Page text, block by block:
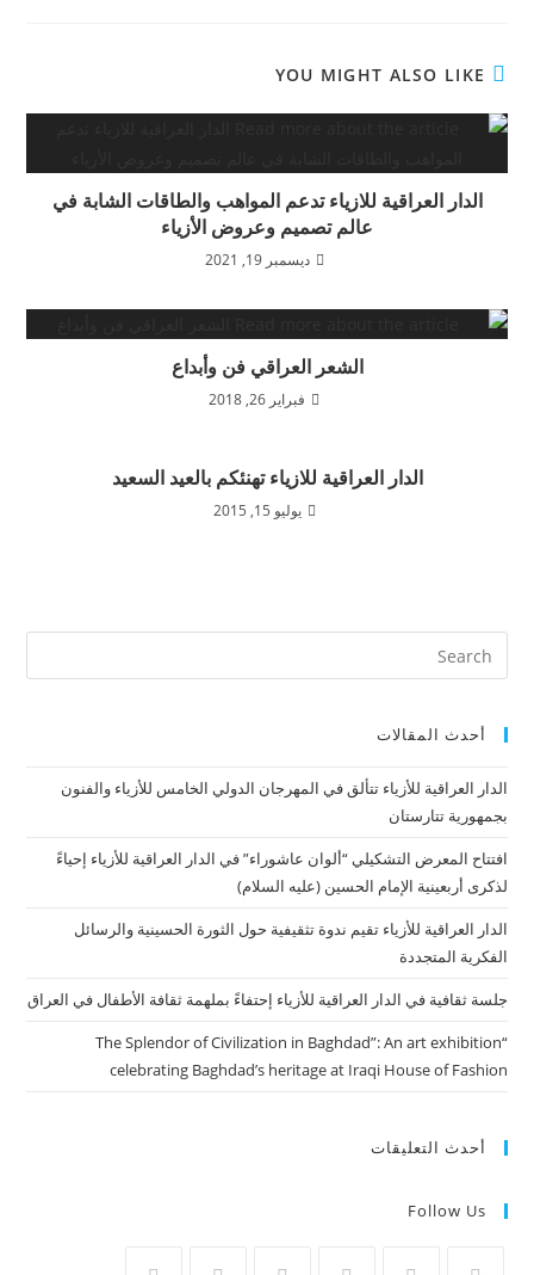
YOU MIGHT ALSO LIKE
الدار العراقية للازياء تدعم المواهب والطاقات الشابة في
عالم تصميم وعروض الأزياء
ديسمبر 19, 2021
الشعر العراقي فن وأبداع
فبراير 26, 2018
الدار العراقية للازياء تهنئكم بالعيد السعيد
يوليو 15, 2015
أحدث المقالات
الدار العراقية للأزياء تتألق في المهرجان الدولي الخامس للأزياء والفنون
بجمهورية تتارستان
افتتاح المعرض التشكيلي “ألوان عاشوراء” في الدار العراقية للأزياء إحياءً
لذكرى أربعينية الإمام الحسين (عليه السلام)
الدار العراقية للأزياء تقيم ندوة تثقيفية حول الثورة الحسينية والرسائل
الفكرية المتجددة
جلسة ثقافية في الدار العراقية للأزياء إحتفاءً بملهمة ثقافة الأطفال في العراق
“The Splendor of Civilization in Baghdad”: An art exhibition
celebrating Baghdad’s heritage at Iraqi House of Fashion
أحدث التعليقات
Follow Us